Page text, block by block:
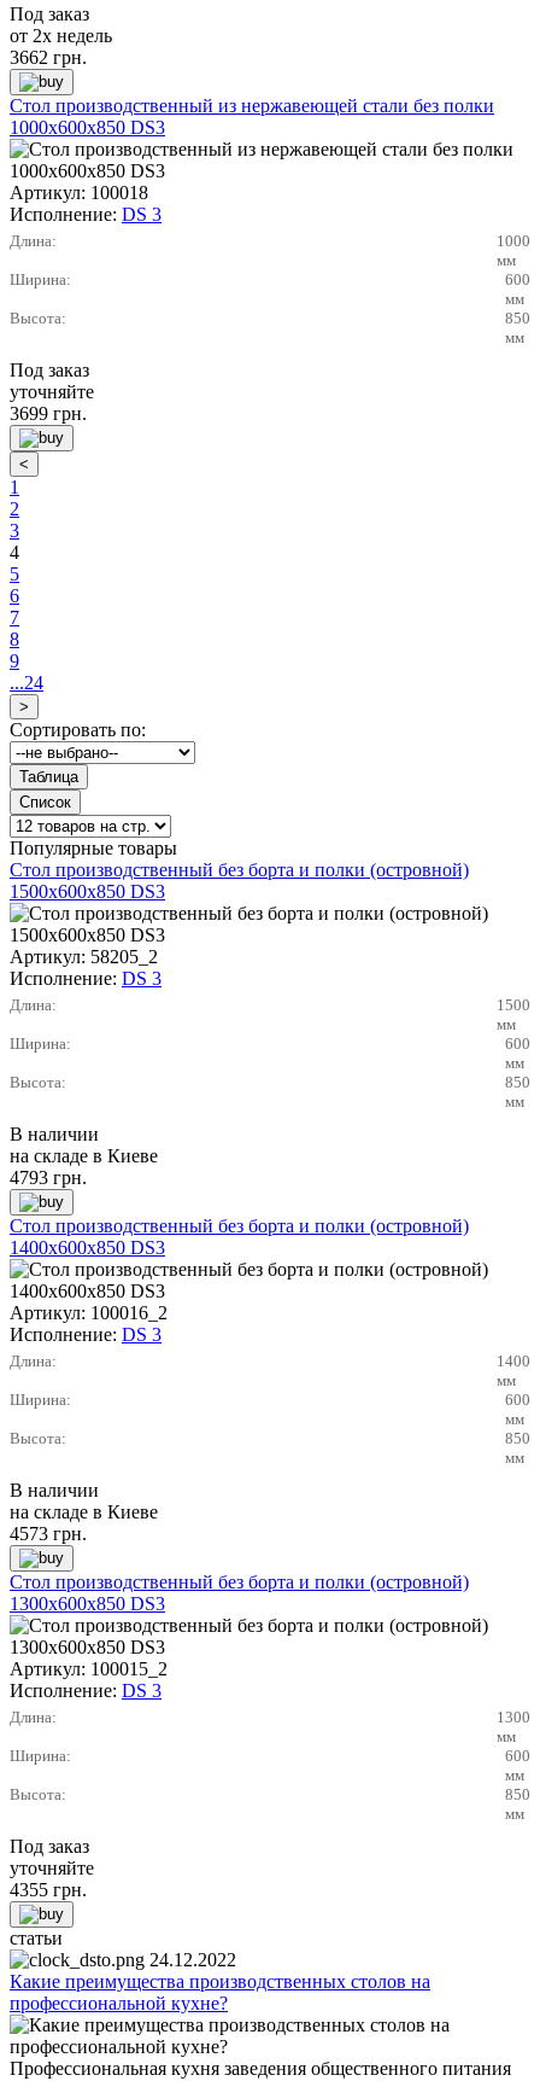
Под заказ
от 2х недель
3662 грн.
Стол производственный из нержавеющей стали без полки
1000х600х850 DS3
Артикул: 100018
Исполнение: DS 3
Длина:
1000
мм
Ширина:
600
мм
Высота:
850
мм
Под заказ
уточняйте
3699 грн.
1
2
3
4
5
6
7
8
9
...24
Сортировать по:
Популярные товары
Стол производственный без борта и полки (островной)
1500х600х850 DS3
Артикул: 58205_2
Исполнение: DS 3
Длина:
1500
мм
Ширина:
600
мм
Высота:
850
мм
В наличии
на складе в Киеве
4793 грн.
Стол производственный без борта и полки (островной)
1400х600х850 DS3
Артикул: 100016_2
Исполнение: DS 3
Длина:
1400
мм
Ширина:
600
мм
Высота:
850
мм
В наличии
на складе в Киеве
4573 грн.
Стол производственный без борта и полки (островной)
1300х600х850 DS3
Артикул: 100015_2
Исполнение: DS 3
Длина:
1300
мм
Ширина:
600
мм
Высота:
850
мм
Под заказ
уточняйте
4355 грн.
статьи
24.12.2022
Какие преимущества производственных столов на
профессиональной кухне?
Профессиональная кухня заведения общественного питания